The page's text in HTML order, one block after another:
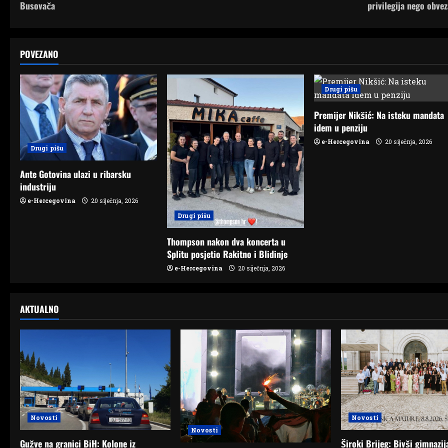
n
a
v
i
g
a
t
i
Busovača privilegija nego
POVEZANO
Drugi pišu
Ante Gotovina ulazi u ribarsku
industriju
e-Hercegovina
20 siječnja, 2026
Drugi pišu
Thompson nakon dva koncerta u
Splitu posjetio Rakitno i Blidinje
e-Hercegovina 20 siječnja, 2026
Drugi pišu
Premijer Nikšić: Na isteku mandata
idem u penziju
e-Hercegovina 20 siječnja, 2026
AKTUALNO
Novosti
Gužve na granici BiH: Kolone iz
Novosti
Novosti
Široki Brijeg: Bivši